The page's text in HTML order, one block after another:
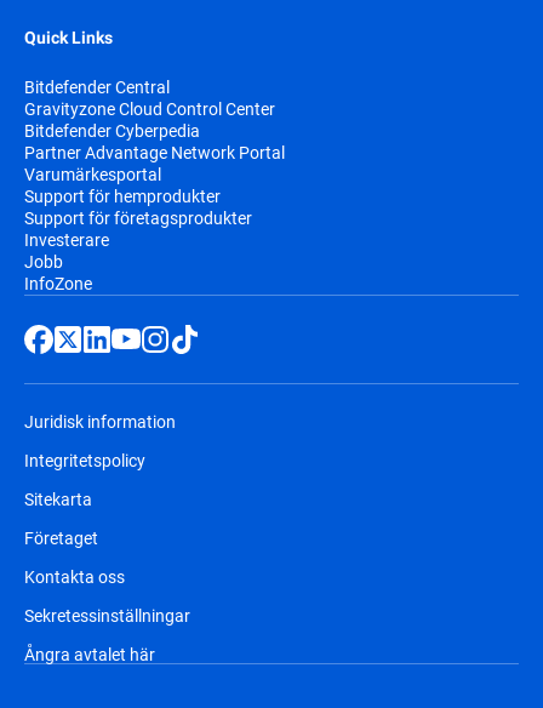
Quick Links
Bitdefender Central
Gravityzone Cloud Control Center
Bitdefender Cyberpedia
Partner Advantage Network Portal
Varumärkesportal
Support för hemprodukter
Support för företagsprodukter
Investerare
Jobb
InfoZone
Juridisk information
Integritetspolicy
Sitekarta
Företaget
Kontakta oss
Sekretessinställningar
Ångra avtalet här